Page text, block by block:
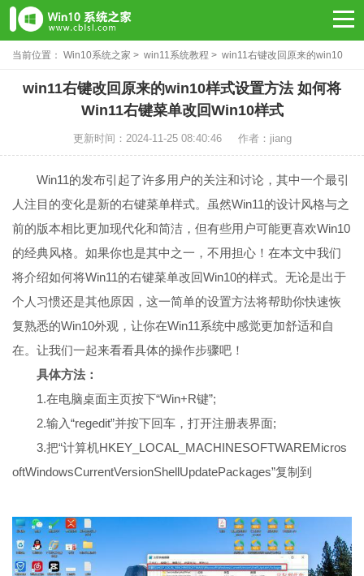
当前位置： Win10系统之家 > win11系统教程 > win11右键改回原来的win10
样式设置方法
win11右键改回原来的win10样式设置方法 如何将
Win11右键菜单改回Win10样式
更新时间：2024-11-25 08:40:46 作者：jiang
Win11的发布引起了许多用户的关注和讨论，其中一个最引
人注目的变化是新的右键菜单样式。虽然Win11的设计风格与之
前的版本相比更加现代化和简洁，但有些用户可能更喜欢Win10
的经典风格。如果你也是其中之一，不用担心！在本文中我们
将介绍如何将Win11的右键菜单改回Win10的样式。无论是出于
个人习惯还是其他原因，这一简单的设置方法将帮助你快速恢
复熟悉的Win10外观，让你在Win11系统中感觉更加舒适和自
在。让我们一起来看看具体的操作步骤吧！
具体方法：
1.在电脑桌面主页按下“Win+R键”;
2.输入“regedit”并按下回车，打开注册表界面;
3.把“计算机HKEY_LOCAL_MACHINESOFTWAREMicros
oftWindowsCurrentVersionShellUpdatePackages”复制到